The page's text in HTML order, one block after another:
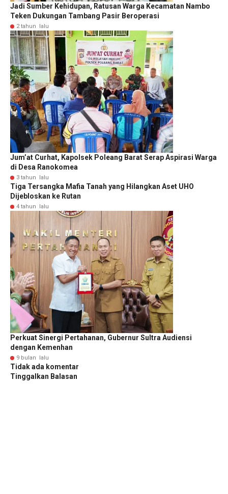
Jadi Sumber Kehidupan, Ratusan Warga Kecamatan Nambo
Teken Dukungan Tambang Pasir Beroperasi
2 tahun lalu
Jum’at Curhat, Kapolsek Poleang Barat Serap Aspirasi Warga
di Desa Ranokomea
3 tahun lalu
Tiga Tersangka Mafia Tanah yang Hilangkan Aset UHO
Dijebloskan ke Rutan
4 tahun lalu
Perkuat Sinergi Pertahanan, Gubernur Sultra Audiensi
dengan Kemenhan
9 bulan lalu
Tidak ada komentar
Tinggalkan Balasan